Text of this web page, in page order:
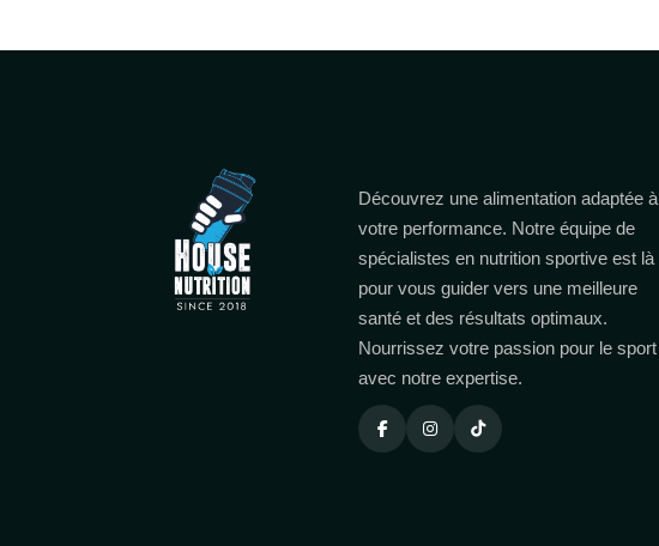
Découvrez une alimentation adaptée à
votre performance. Notre équipe de
spécialistes en nutrition sportive est là
pour vous guider vers une meilleure
santé et des résultats optimaux.
Nourrissez votre passion pour le sport
avec notre expertise.